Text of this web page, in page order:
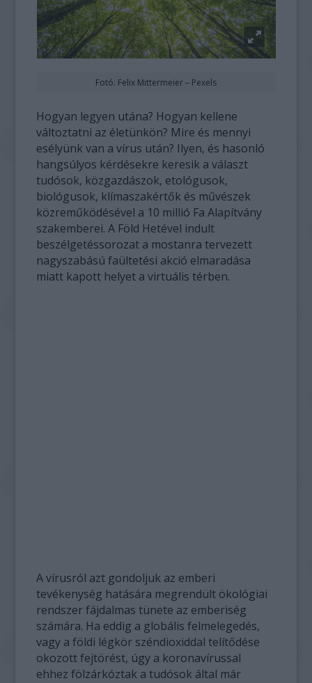
Fotó: Felix Mittermeier – Pexels
Hogyan legyen utána? Hogyan kellene
változtatni az életünkön? Mire és mennyi
esélyünk van a vírus után? Ilyen, és hasonló
hangsúlyos kérdésekre keresik a választ
tudósok, közgazdászok, etológusok,
biológusok, klímaszakértők és művészek
közreműködésével a 10 millió Fa Alapítvány
szakemberei. A Föld Hetével indult
beszélgetéssorozat a mostanra tervezett
nagyszabású faültetési akció elmaradása
miatt kapott helyet a virtuális térben.
A vírusról azt gondoljuk az emberi
tevékenység hatására megrendült ökológiai
rendszer fájdalmas tünete az emberiség
számára. Ha eddig a globális felmelegedés,
vagy a földi légkör széndioxiddal telítődése
okozott fejtörést, úgy a koronavírussal
ehhez fölzárkóztak a tudósok által már